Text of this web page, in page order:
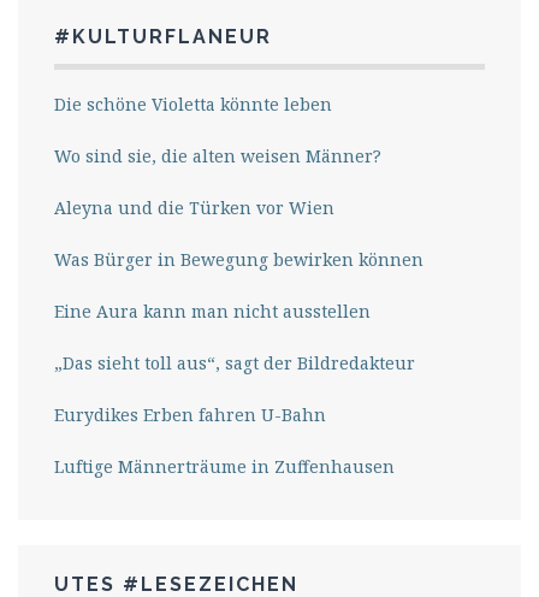
#KULTURFLANEUR
Die schöne Violetta könnte leben
Wo sind sie, die alten weisen Männer?
Aleyna und die Türken vor Wien
Was Bürger in Bewegung bewirken können
Eine Aura kann man nicht ausstellen
„Das sieht toll aus“, sagt der Bildredakteur
Eurydikes Erben fahren U-Bahn
Luftige Männerträume in Zuffenhausen
UTES #LESEZEICHEN